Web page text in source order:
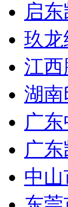
启
玖
江
湖
广
广
中